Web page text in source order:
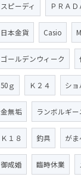
スピーディ ＰＲＡＤ
日本金貨 Casio
ゴールデンウィーク
50ｇ Ｋ２４ ショ
金無垢 ランボルギ
Ｋ１８ 釣具 がま
御成婚 臨時休業